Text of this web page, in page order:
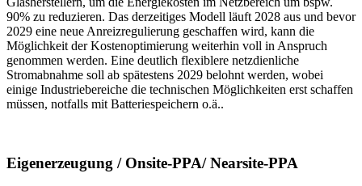
90% zu reduzieren. Das derzeitiges Modell läuft 2028 aus und bevor
2029 eine neue Anreizregulierung geschaffen wird, kann die
Möglichkeit der Kostenoptimierung weiterhin voll in Anspruch
genommen werden. Eine deutlich flexiblere netzdienliche
Stromabnahme soll ab spätestens 2029 belohnt werden, wobei
einige Industriebereiche die technischen Möglichkeiten erst schaffen
müssen, notfalls mit Batteriespeichern o.ä..
Eigenerzeugung / Onsite-PPA/ Nearsite-PPA